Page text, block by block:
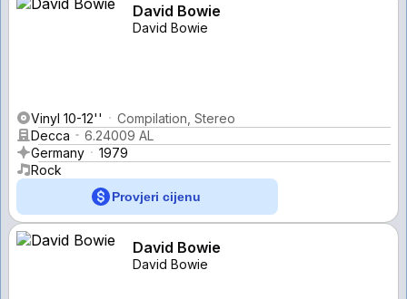
David Bowie
David Bowie
Vinyl 10-12''
Compilation, Stereo
Decca
6.24009 AL
Germany
1979
Rock
Provjeri cijenu
David Bowie
David Bowie